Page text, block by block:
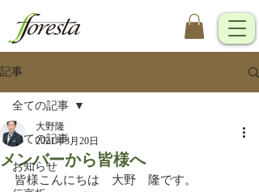
記事
全ての記事
お知らせ
全ての記事
メンバーから皆様へ
大野隆
2021年3月20日
皆様こんにちは　大野　隆です。